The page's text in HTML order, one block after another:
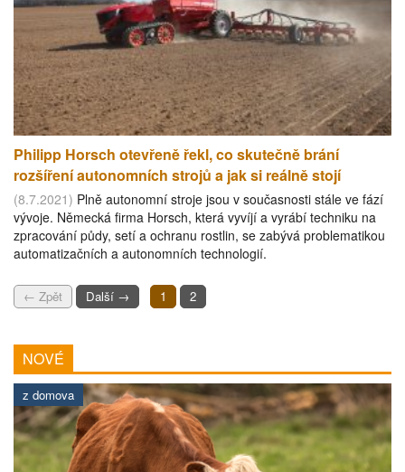
Philipp Horsch otevřeně řekl, co skutečně brání
rozšíření autonomních strojů a jak si reálně stojí
(8.7.2021) Plně autonomní stroje jsou v současnosti stále ve fází
vývoje. Německá firma Horsch, která vyvíjí a vyrábí techniku na
zpracování půdy, setí a ochranu rostlin, se zabývá problematikou
automatizačních a autonomních technologií.
← Zpět Další → 1 2
NOVÉ
z domova